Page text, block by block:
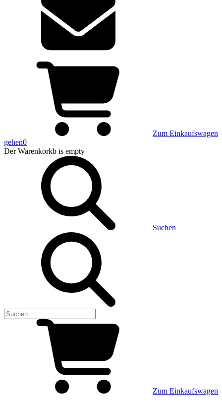
Zum Einkaufswagen
gehen0
Der Warenkorkb is empty
Suchen
Zum Einkaufswagen